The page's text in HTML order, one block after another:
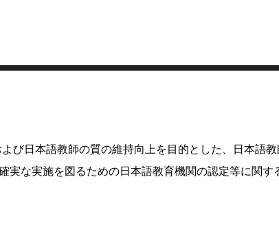
び日本語教師の質の維持向上を目的とした、日本語
実な実施を図るための日本語教育機関の認定等に関